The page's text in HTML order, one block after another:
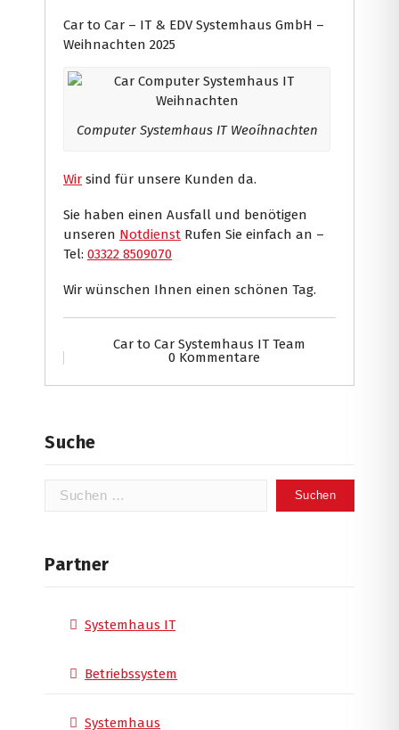
Car to Car – IT & EDV Systemhaus GmbH –
Weihnachten 2025
Computer Systemhaus IT Weoíhnachten
Wir sind für unsere Kunden da.
Sie haben einen Ausfall und benötigen
unseren Notdienst Rufen Sie einfach an –
Tel: 03322 8509070
Wir wünschen Ihnen einen schönen Tag.
Car to Car Systemhaus IT Team
0 Kommentare
Suche
Suchen
Partner
Systemhaus IT
Betriebssystem
Systemhaus